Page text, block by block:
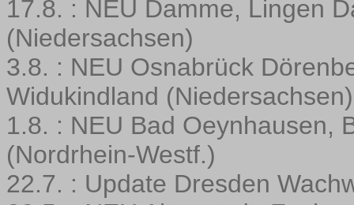
17.8. : NEU Damme, Lingen
(Niedersachsen)
3.8. : NEU Osnabrück
Widukindland (Niedersachsen)
1.8. : NEU Bad Oeynhausen,
(Nordrhein-Westf.)
22.7. : Update Dresden